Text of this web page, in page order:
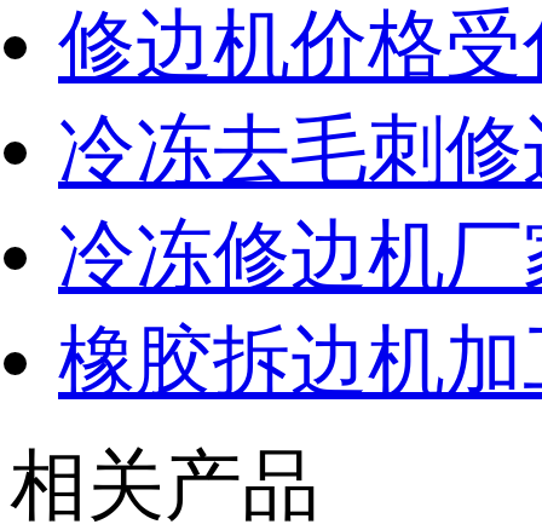
修边机价格
冷冻去毛刺
冷冻修边机
橡胶拆边机
相关产品